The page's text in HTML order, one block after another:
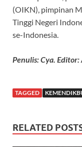
(OIKN), pimpinan
Tinggi Negeri
se-Indonesia.
Penulis: Cya. Editor:
TAGGED
RELATED